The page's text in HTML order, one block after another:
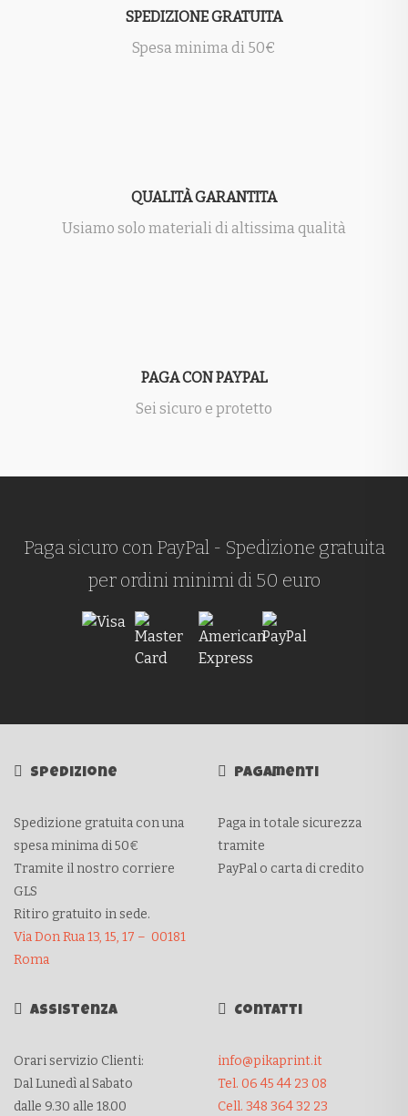
SPEDIZIONE GRATUITA
Spesa minima di 50€
QUALITÀ GARANTITA
Usiamo solo materiali di altissima qualità
PAGA CON PAYPAL
Sei sicuro e protetto
Paga sicuro con PayPal - Spedizione gratuita
per ordini minimi di 50 euro
Spedizione
Spedizione gratuita con una
spesa minima di 50€
Tramite il nostro corriere
GLS
Ritiro gratuito in sede.
Via Don Rua 13, 15, 17 – 00181
Roma
Pagamenti
Paga in totale sicurezza
tramite
PayPal o carta di credito
Assistenza
Orari servizio Clienti:
Dal Lunedì al Sabato
dalle 9.30 alle 18.00
Contatti
info@pikaprint.it
Tel. 06 45 44 23 08
Cell. 348 364 32 23